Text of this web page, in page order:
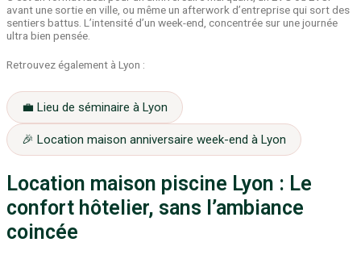
avant une sortie en ville, ou même un afterwork d’entreprise qui sort des
sentiers battus. L’intensité d’un week-end, concentrée sur une journée
ultra bien pensée.
Retrouvez également à Lyon :
💼 Lieu de séminaire à Lyon
🎉 Location maison anniversaire week-end à Lyon
Location maison piscine Lyon : Le
confort hôtelier, sans l’ambiance
coincée